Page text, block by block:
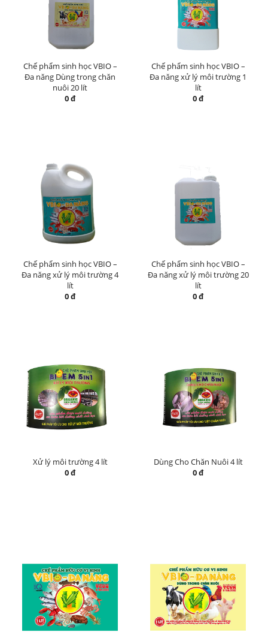
Chế phẩm sinh học VBIO –
Đa năng Dùng trong chăn
nuôi 20 lít
0 đ
Chế phẩm sinh học VBIO –
Đa năng xử lý môi trường 1
lít
0 đ
Chế phẩm sinh học VBIO –
Đa năng xử lý môi trường 4
lít
0 đ
Chế phẩm sinh học VBIO –
Đa năng xử lý môi trường 20
lít
0 đ
Xử lý môi trường 4 lít
0 đ
Dùng Cho Chăn Nuôi 4 lít
0 đ